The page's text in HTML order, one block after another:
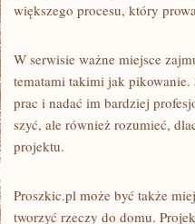
większego procesu, który
W serwisie ważne miejsce
tematami takimi jak
prac i nadać im bardziej
szyć, ale również rozumieć,
projektu.
Proszkic.pl może być także
tworzyć rzeczy do domu.